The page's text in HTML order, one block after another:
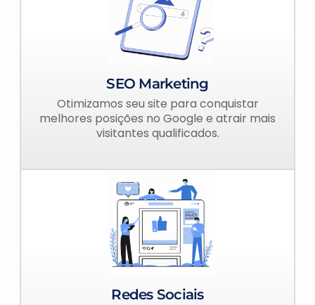
SEO Marketing
Otimizamos seu site para conquistar
melhores posições no Google e atrair mais
visitantes qualificados.
Redes Sociais